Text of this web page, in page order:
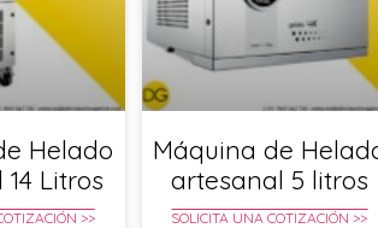
Helado
Litros
>>
Máquina de
artesanal 5 litros
SOLICITA UNA COTIZACIÓN >>